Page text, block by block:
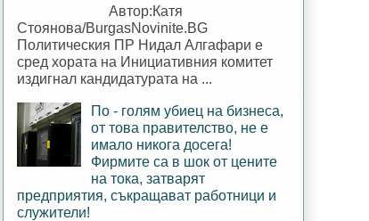
Автор:Катя
Стоянова/BurgasNovinite.BG
Политическия ПР Нидал Алгафари е
сред хората на Инициативния комитет
издигнал кандидатурата на ...
По - голям убиец на бизнеса,
от това правителство, не е
имало никога досега!
Фирмите са в шок от цените
на тока, затварят
предприятия, съкращават работници и
служители!